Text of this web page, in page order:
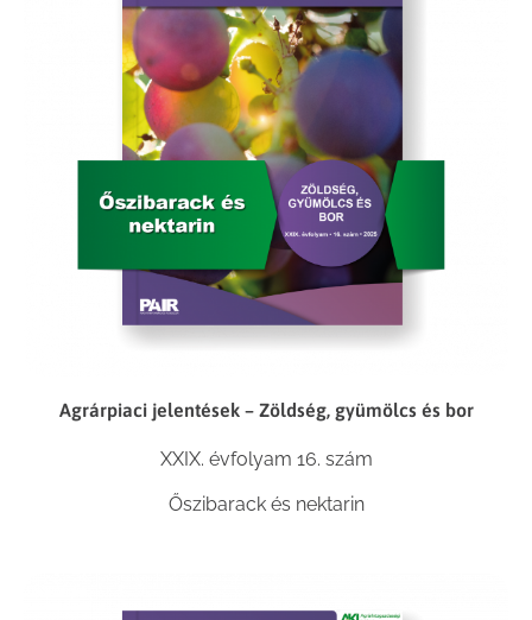
Agrárpiaci jelentések – Zöldség, gyümölcs és bor
XXIX. évfolyam 16. szám
Őszibarack és nektarin